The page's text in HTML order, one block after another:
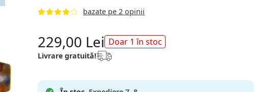
bazate pe 2 opinii
229,00 Lei Doar 1 în stoc
Livrare gratuită!